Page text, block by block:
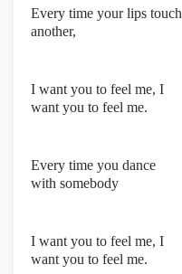
Every time your lips touch
another,
I want you to feel me, I
want you to feel me.
Every time you dance
with somebody
I want you to feel me, I
want you to feel me.